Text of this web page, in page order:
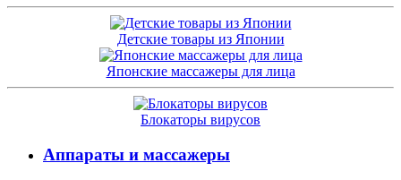
Детские товары из Японии
Японские массажеры для лица
Блокаторы вирусов
Аппараты и массажеры